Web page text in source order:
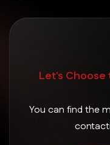
Ortaköy Yazılım
Sarıyahşi Yazılım
Let's Choose
You can find the